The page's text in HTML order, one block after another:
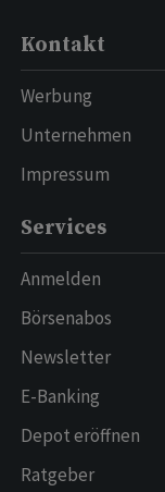
Kontakt
Werbung
Unternehmen
Impressum
Services
Anmelden
Börsenabos
Newsletter
E-Banking
Depot eröffnen
Ratgeber